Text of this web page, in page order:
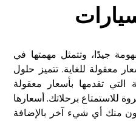
جيدًا، وتتمثل مهمتها في
معقولة للغاية. تتميز حلول
التي تقدمها بأسعار معقولة
للاستمتاع برحلاتك. أسعارها
منك أي شيء آخر بالإضافة